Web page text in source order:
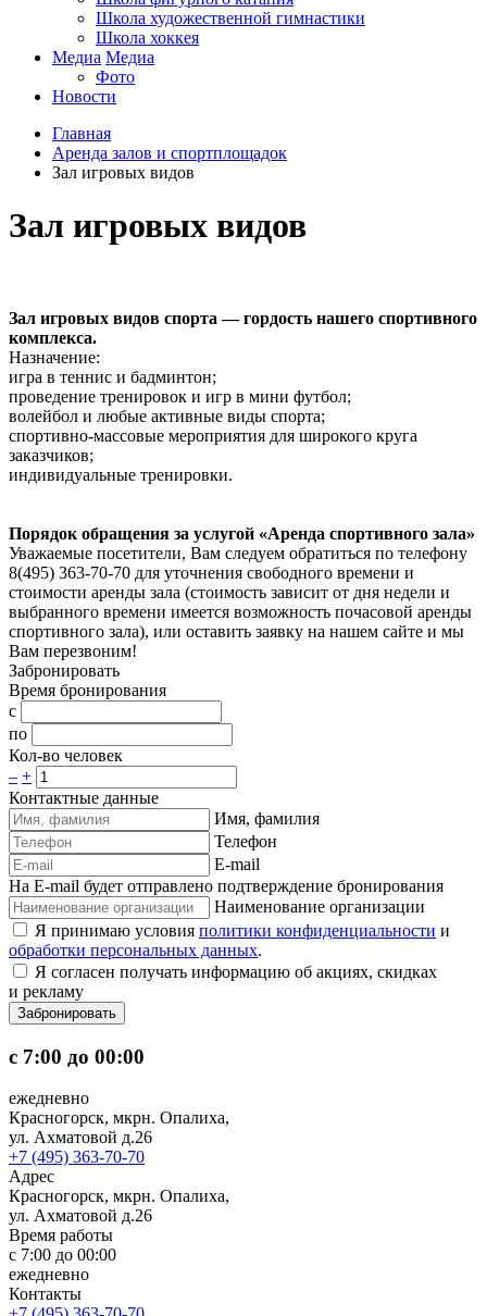
Школа художественной гимнастики
Школа хоккея
Медиа Медиа
Фото
Новости
Главная
Аренда залов и спортплощадок
Зал игровых видов
Зал игровых видов
Зал игровых видов спорта — гордость нашего спортивного
комплекса.
Назначение:
игра в теннис и бадминтон;
проведение тренировок и игр в мини футбол;
волейбол и любые активные виды спорта;
спортивно-массовые мероприятия для широкого круга
заказчиков;
индивидуальные тренировки.
Порядок обращения за услугой «Аренда спортивного зала»
Уважаемые посетители, Вам следуем обратиться по телефону
8(495) 363-70-70 для уточнения свободного времени и
стоимости аренды зала (стоимость зависит от дня недели и
выбранного времени имеется возможность почасовой аренды
спортивного зала), или оставить заявку на нашем сайте и мы
Вам перезвоним!
Забронировать
Время бронирования
с
по
Кол-во человек
– +
Контактные данные
Имя, фамилия
Телефон
E-mail
На E-mail будет отправлено подтверждение бронирования
Наименование организации
Я принимаю условия политики конфиденциальности и
обработки персональных данных.
Я согласен получать информацию об акциях, скидках
и рекламу
Забронировать
с 7:00 до 00:00
ежедневно
Красногорск, мкрн. Опалиха,
ул. Ахматовой д.26
+7 (495) 363-70-70
Адрес
Красногорск, мкрн. Опалиха,
ул. Ахматовой д.26
Время работы
с 7:00 до 00:00
ежедневно
Контакты